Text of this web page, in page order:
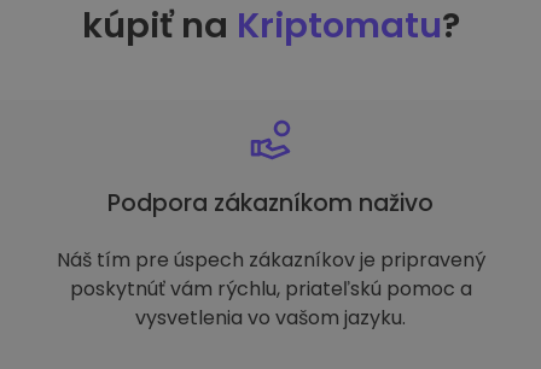
kúpiť na Kriptomatu?
Podpora zákazníkom naživo
Náš tím pre úspech zákazníkov je pripravený
poskytnúť vám rýchlu, priateľskú pomoc a
vysvetlenia vo vašom jazyku.